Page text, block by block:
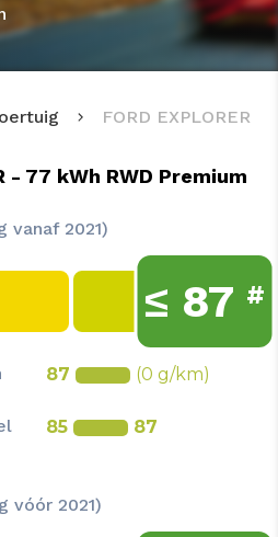
FORD EXPLORER
- 77 kWh RWD Premium
vanaf 2021)
≤ 87 #
87 (0 g/km)
85 87
vóór 2021)